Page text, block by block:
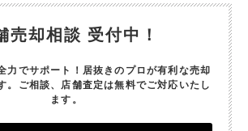
売却相談 受付中！
力でサポート！ 居抜きのプロが有利な売却
。 ご相談、店舗査定は無料でご対応いたし
ます。